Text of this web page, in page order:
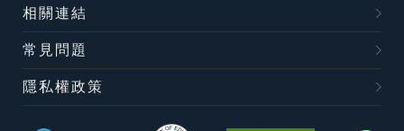
相關連結
常見問題
隱私權政策